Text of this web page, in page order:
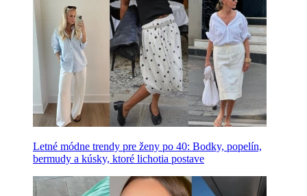
Letné módne trendy pre ženy po 40: Bodky, popelín,
bermudy a kúsky, ktoré lichotia postave